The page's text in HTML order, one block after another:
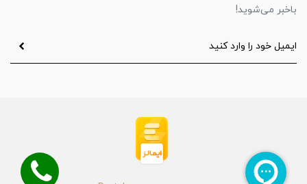
باخبر می‌شوید!